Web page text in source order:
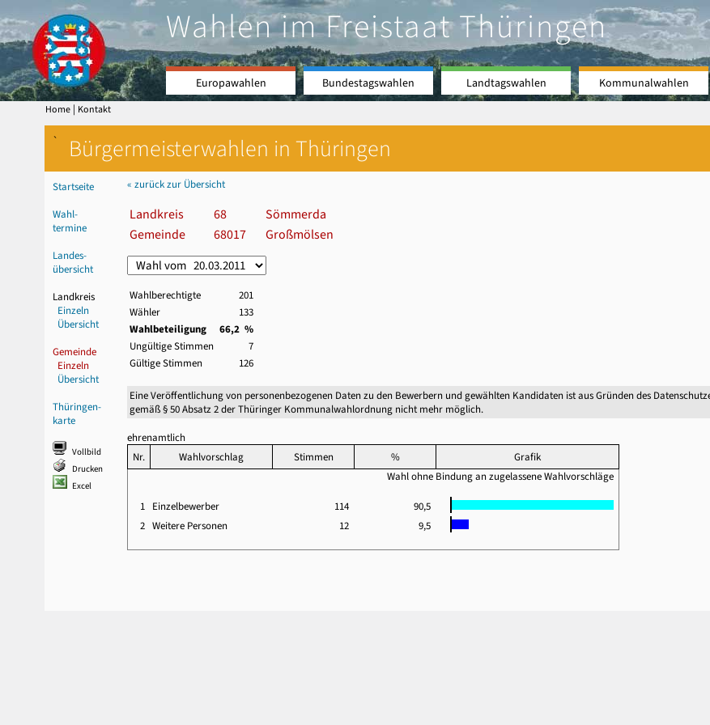
Wahlen im Freistaat Thüringen
Europawahlen Bundestagswahlen Landtagswahlen Kommunalwahlen
Home | Kontakt
` Bürgermeisterwahlen in Thüringen
Startseite
Wahl-
termine
Landes-
übersicht
Landkreis
Einzeln
Übersicht
Gemeinde
Einzeln
Übersicht
Thüringen-
karte
Vollbild
Drucken
Excel
« zurück zur Übersicht
Landkreis 68
Sömmerda
Gemeinde
68017 Großmölsen
Wahlberechtigte
201
Wähler
133
Wahlbeteiligung
66,2 %
Ungültige Stimmen
7
Gültige Stimmen
126
Eine Veröffentlichung von personenbezogenen Daten zu den Bewerbern und gewählten Kandidaten ist aus Gründen des
gemäß § 50 Absatz 2 der Thüringer Kommunalwahlordnung nicht mehr möglich.
ehrenamtlich
Nr.
Wahlvorschlag Stimmen %
Grafik
Wahl ohne Bindung an zugelassene Wahlvorschläge
1 Einzelbewerber 114
90,5
2 Weitere Personen 12 9,5